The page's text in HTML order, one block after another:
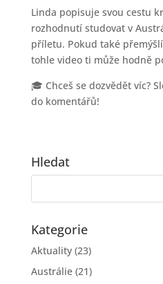
Linda popisuje svou cestu
rozhodnutí studovat v
příletu. Pokud také
tohle video ti může hodně
🎓 Chceš se dozvědět víc?
do komentářů!
Hledat
Kategorie
Aktuality(23)
Austrálie(21)